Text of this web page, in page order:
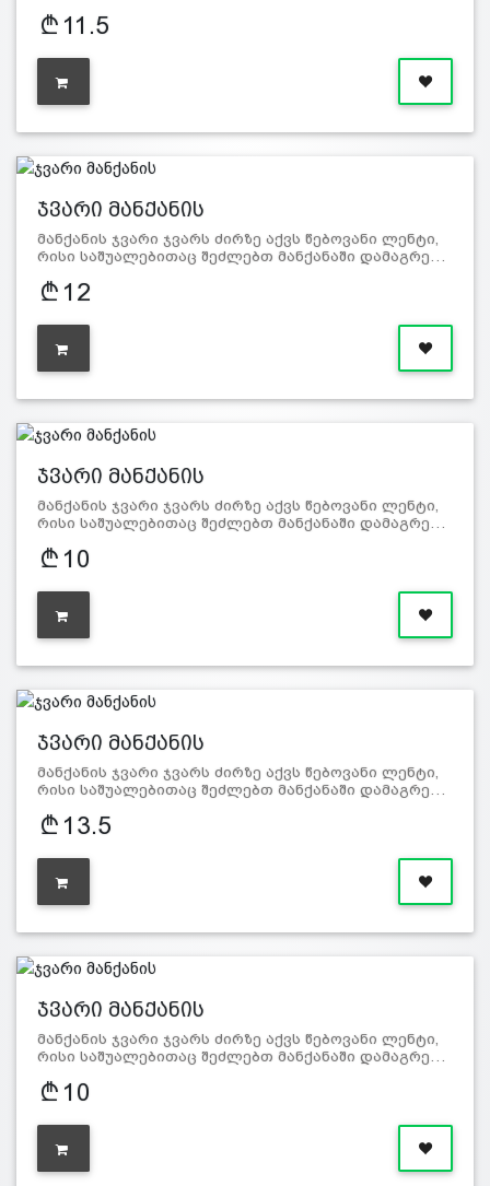
11.5
ჯვარი მანქანის
მანქანის ჯვარი ჯვარს ძირზე აქვს წებოვანი ლენტი,
რისი საშუალებითაც შეძლებთ მანქანაში დამაგრე…
12
ჯვარი მანქანის
მანქანის ჯვარი ჯვარს ძირზე აქვს წებოვანი ლენტი,
რისი საშუალებითაც შეძლებთ მანქანაში დამაგრე…
10
ჯვარი მანქანის
მანქანის ჯვარი ჯვარს ძირზე აქვს წებოვანი ლენტი,
რისი საშუალებითაც შეძლებთ მანქანაში დამაგრე…
13.5
ჯვარი მანქანის
მანქანის ჯვარი ჯვარს ძირზე აქვს წებოვანი ლენტი,
რისი საშუალებითაც შეძლებთ მანქანაში დამაგრე…
10